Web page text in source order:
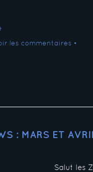
les commentaires •
: MARS ET
Salut les